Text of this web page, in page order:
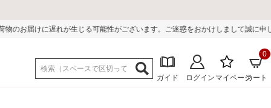
能性がございます。ご迷惑をおかけしまして誠に申し訳ございません。
ガイド ログイン マイページカート
0